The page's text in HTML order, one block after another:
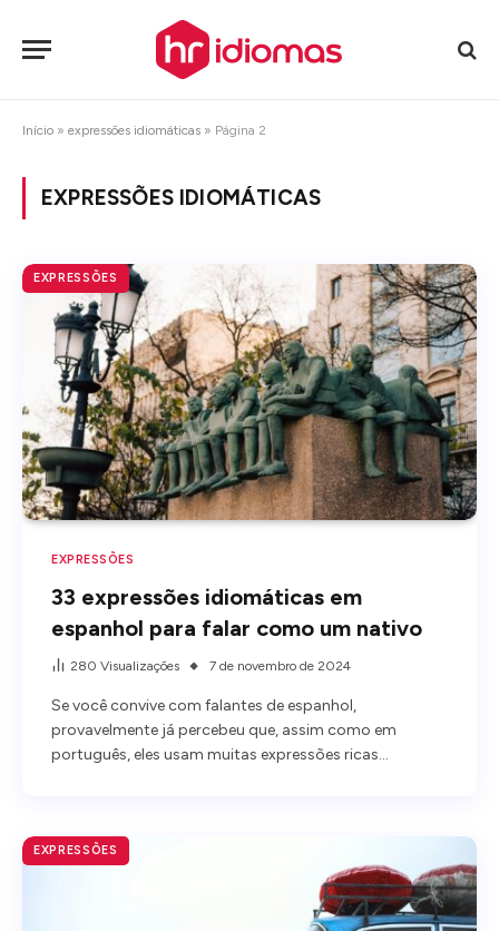
Início » expressões idiomáticas » Página 2
EXPRESSÕES IDIOMÁTICAS
EXPRESSÕES
EXPRESSÕES
33 expressões idiomáticas em
espanhol para falar como um nativo
280 Visualizações 7 de novembro de 2024
Se você convive com falantes de espanhol,
provavelmente já percebeu que, assim como em
português, eles usam muitas expressões ricas…
EXPRESSÕES